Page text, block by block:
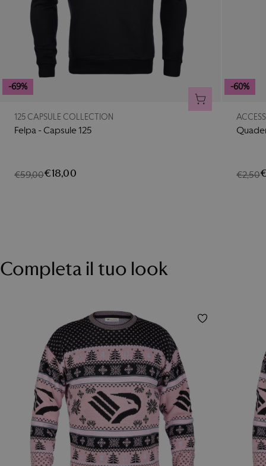
-69%
AGGIUNGI AL
125 CAPSULE COLLECTION
Felpa - Capsule 125
€59,00€18,00
-60%
€2,50
Completa il tuo look